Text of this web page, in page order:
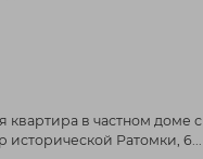
квартира в частном доме с
исторической Ратомки, 6...